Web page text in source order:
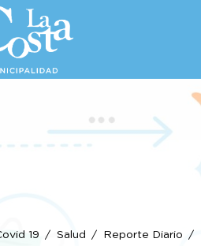
19 Salud Reporte Diario